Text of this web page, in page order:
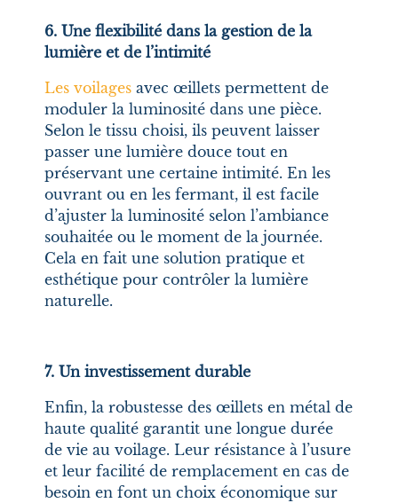
6. Une flexibilité dans la gestion de la
lumière et de l’intimité
Les voilages avec œillets permettent de
moduler la luminosité dans une pièce.
Selon le tissu choisi, ils peuvent laisser
passer une lumière douce tout en
préservant une certaine intimité. En les
ouvrant ou en les fermant, il est facile
d’ajuster la luminosité selon l’ambiance
souhaitée ou le moment de la journée.
Cela en fait une solution pratique et
esthétique pour contrôler la lumière
naturelle.
7. Un investissement durable
Enfin, la robustesse des œillets en métal de
haute qualité garantit une longue durée
de vie au voilage. Leur résistance à l’usure
et leur facilité de remplacement en cas de
besoin en font un choix économique sur